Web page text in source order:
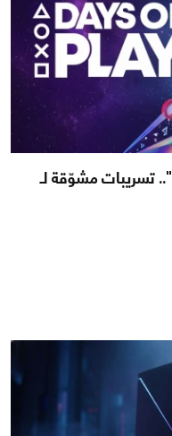
"جزء جديد من GoW وInfamous".. تسريبات مشوّقة لـ